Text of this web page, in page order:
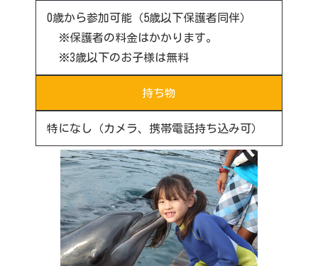
0歳から参加可能（5歳以下保護者同伴）
※保護者の料金はかかります。
※3歳以下のお子様は無料
持ち物
特になし（カメラ、携帯電話持ち込み可）